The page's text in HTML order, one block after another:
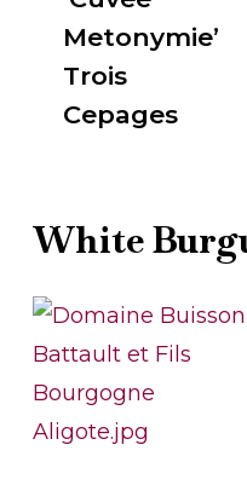
Metonymie’
Trois
Cepages
White